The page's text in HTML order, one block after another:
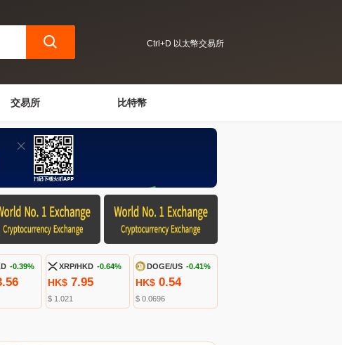
Ctrl+D 以太幣交易所
交易所 比特幣
-0.39% XRP/HKD -0.64%
HK$ 7.95
$ 1.021
DOGE/US -0.41%
HK$ 0.54
$ 0.0696